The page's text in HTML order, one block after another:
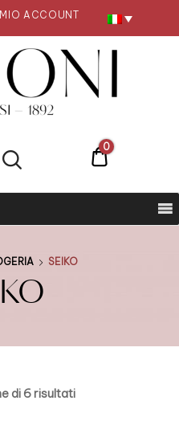
MIO ACCOUNT
€0
0
SEIKO
di 6 risultati